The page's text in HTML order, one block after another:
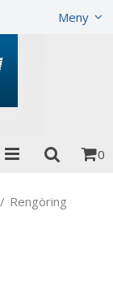
Meny
0
/ Rengöring